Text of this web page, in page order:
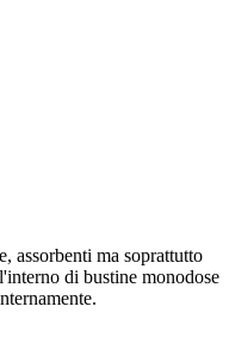
assorbenti ma soprattutto
di bustine monodose